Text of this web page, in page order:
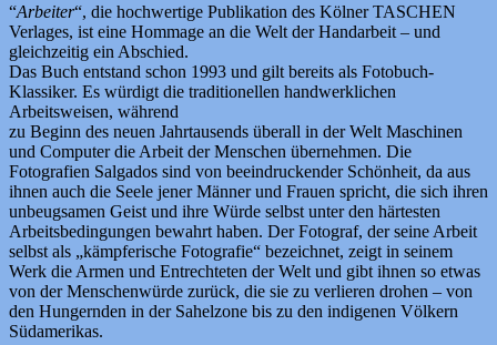
“Arbeiter“, die hochwertige Publikation des Kölner TASCHEN
Verlages, ist eine Hommage an die Welt der Handarbeit – und
gleichzeitig ein Abschied.
Das Buch entstand schon 1993 und gilt bereits als Fotobuch-
Klassiker. Es würdigt die traditionellen handwerklichen
Arbeitsweisen, während
zu Beginn des neuen Jahrtausends überall in der Welt Maschinen
und Computer die Arbeit der Menschen übernehmen. Die
Fotografien Salgados sind von beeindruckender Schönheit, da aus
ihnen auch die Seele jener Männer und Frauen spricht, die sich ihren
unbeugsamen Geist und ihre Würde selbst unter den härtesten
Arbeitsbedingungen bewahrt haben. Der Fotograf, der seine Arbeit
selbst als „kämpferische Fotografie“ bezeichnet, zeigt in seinem
Werk die Armen und Entrechteten der Welt und gibt ihnen so etwas
von der Menschenwürde zurück, die sie zu verlieren drohen – von
den Hungernden in der Sahelzone bis zu den indigenen Völkern
Südamerikas.